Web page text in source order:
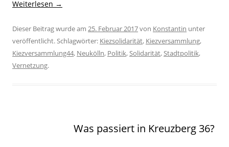
Weiterlesen →
Dieser Beitrag wurde am 25. Februar 2017von Konstantin unter
veröffentlicht. Schlagwörter: Kiezsolidarität, Kiezversammlung,
Kiezversammlung44, Neukölln, Politik,Solidarität,Stadtpolitik,
Vernetzung.
Was passiert in Kreuzberg 36?